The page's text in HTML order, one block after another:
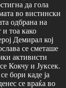
да гола
во вистински
одбрана на
и тоа како
Демирал кој
се сметаше
активисти
Кокчу и Јуксек.
бори каде ја
се враќа во